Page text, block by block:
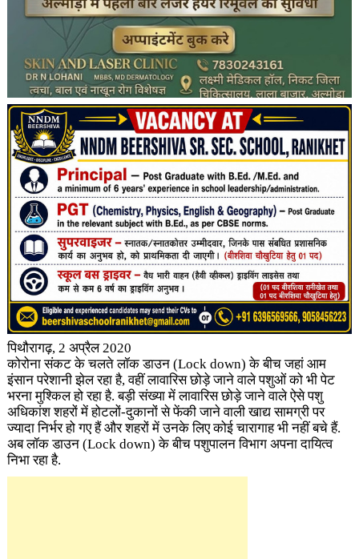
पिथौरागढ़, 2 अप्रैल 2020
कोरोना संकट के चलते लॉक डाउन (Lock down) के बीच जहां आम
इंसान परेशानी झेल रहा है, वहीं लावारिस छोड़े जाने वाले पशुओं को भी पेट
भरना मुश्किल हो रहा है. बड़ी संख्या में लावारिस छोड़े जाने वाले ऐसे पशु
अधिकांश शहरों में होटलों-दुकानों से फेंकी जाने वाली खाद्य सामग्री पर
ज्यादा निर्भर हो गए हैं और शहरों में उनके लिए कोई चारागाह भी नहीं बचे हैं.
अब लॉक डाउन (Lock down) के बीच पशुपालन विभाग अपना दायित्व
निभा रहा है.